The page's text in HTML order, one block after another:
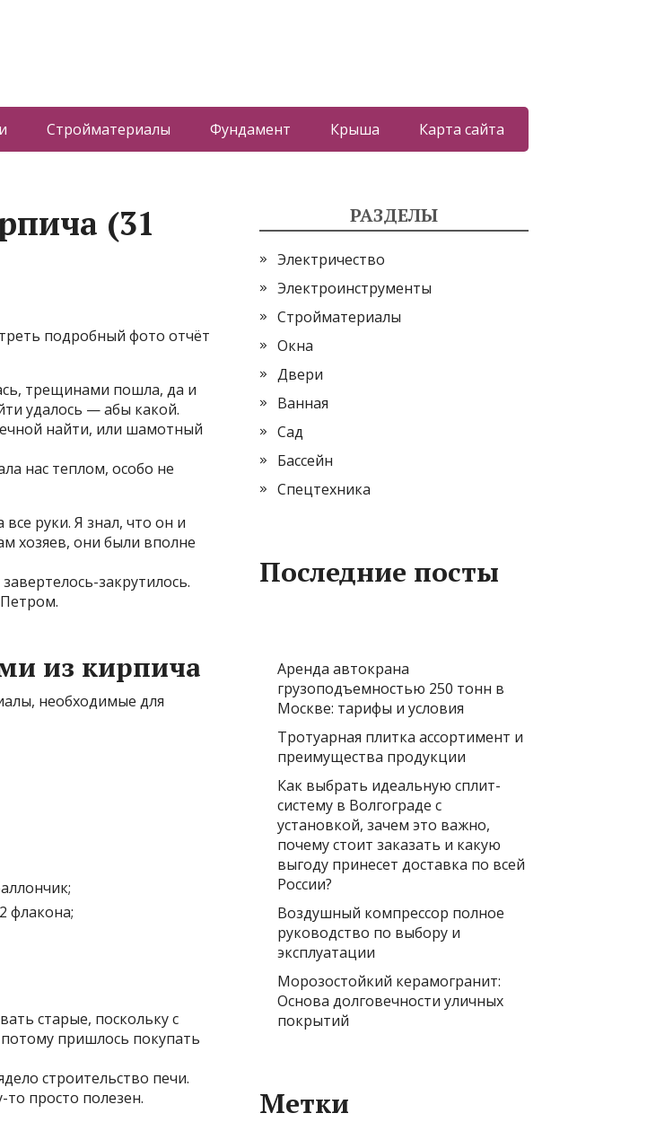
Стройматериалы Фундамент Крыша Карта сайта
(31
подробный фото отчёт
трещинами пошла, да и
удалось — абы какой.
найти, или шамотный
нас теплом, особо не
руки. Я знал, что он и
хозяев, они были вполне
закрутилось.
из кирпича
необходимые для
флакона;
старые, поскольку с
потому пришлось покупать
строительство печи.
просто полезен.
РАЗДЕЛЫ
Электричество
Электроинструменты
Стройматериалы
Окна
Двери
Ванная
Сад
Бассейн
Спецтехника
Последние посты
Аренда автокрана
грузоподъемностью 250 тонн в
Москве: тарифы и условия
Тротуарная плитка ассортимент и
преимущества продукции
Как выбрать идеальную сплит-
систему в Волгограде с
установкой, зачем это важно,
почему стоит заказать и какую
выгоду принесет доставка по всей
России?
Воздушный компрессор полное
руководство по выбору и
эксплуатации
Морозостойкий керамогранит:
Основа долговечности уличных
покрытий
Метки